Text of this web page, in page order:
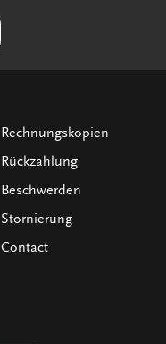
Rechnungskopien
Rückzahlung
Beschwerden
Stornierung
Contact